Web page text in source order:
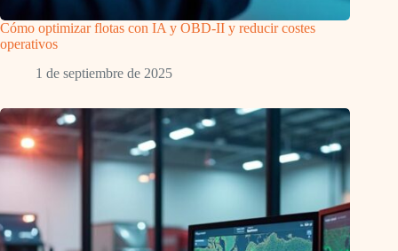
Cómo optimizar flotas con IA y OBD-II y reducir costes
operativos
1 de septiembre de 2025